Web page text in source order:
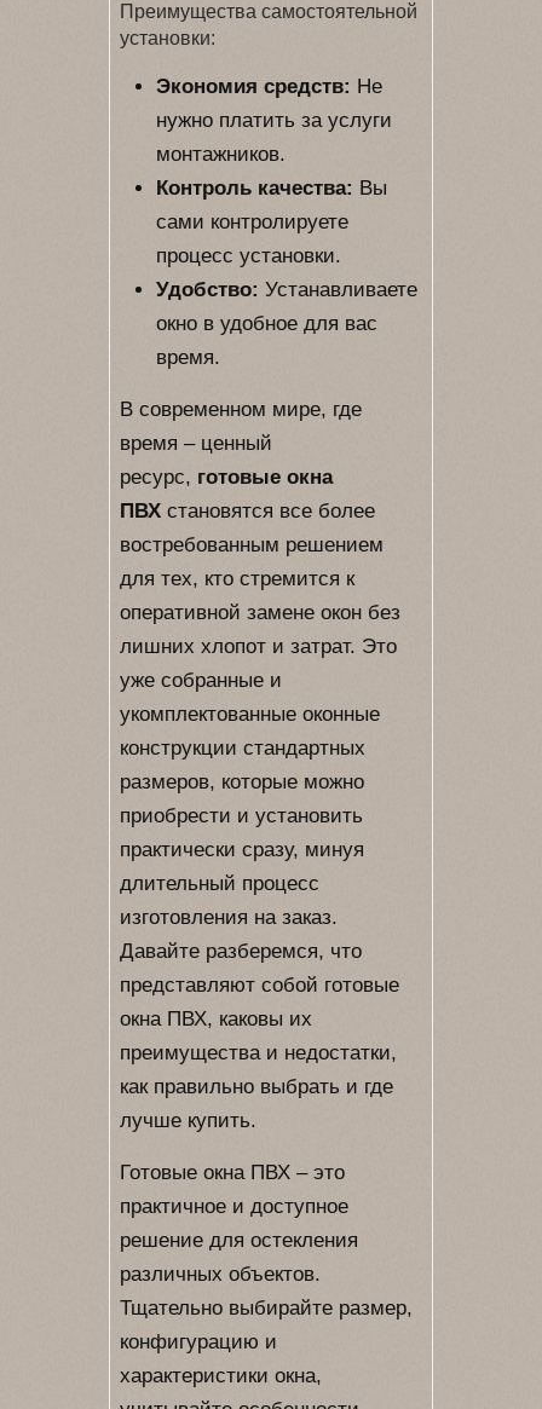
Преимущества самостоятельной
установки:
Экономия средств: Не
нужно платить за услуги
монтажников.
Контроль качества: Вы
сами контролируете
процесс установки.
Удобство: Устанавливаете
окно в удобное для вас
время.
В современном мире, где
время – ценный
ресурс, готовые окна
ПВХ становятся все более
востребованным решением
для тех, кто стремится к
оперативной замене окон без
лишних хлопот и затрат. Это
уже собранные и
укомплектованные оконные
конструкции стандартных
размеров, которые можно
приобрести и установить
практически сразу, минуя
длительный процесс
изготовления на заказ.
Давайте разберемся, что
представляют собой готовые
окна ПВХ, каковы их
преимущества и недостатки,
как правильно выбрать и где
лучше купить.
Готовые окна ПВХ – это
практичное и доступное
решение для остекления
различных объектов.
Тщательно выбирайте размер,
конфигурацию и
характеристики окна,